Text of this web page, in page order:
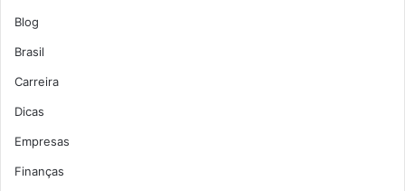
Blog
Brasil
Carreira
Dicas
Empresas
Finanças